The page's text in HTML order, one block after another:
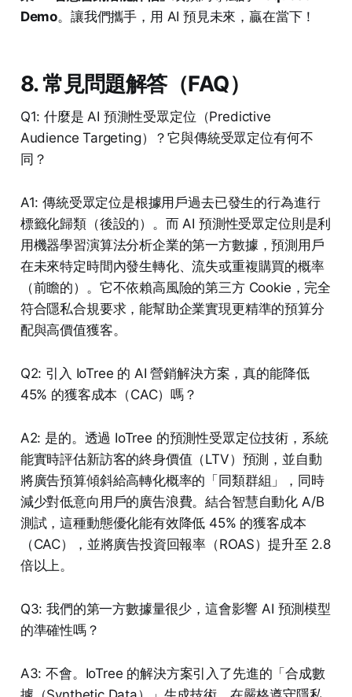
Demo。讓我們攜手，用 AI 預見未來，贏在當下！
8. 常見問題解答（FAQ）
Q1: 什麼是 AI 預測性受眾定位（Predictive
Audience Targeting）？它與傳統受眾定位有何不
同？
A1: 傳統受眾定位是根據用戶過去已發生的行為進行
標籤化歸類（後設的）。而 AI 預測性受眾定位則是利
用機器學習演算法分析企業的第一方數據，預測用戶
在未來特定時間內發生轉化、流失或重複購買的概率
（前瞻的）。它不依賴高風險的第三方 Cookie，完全
符合隱私合規要求，能幫助企業實現更精準的預算分
配與高價值獲客。
Q2: 引入 IoTree 的 AI 營銷解決方案，真的能降低
45% 的獲客成本（CAC）嗎？
A2: 是的。透過 IoTree 的預測性受眾定位技術，系統
能實時評估新訪客的終身價值（LTV）預測，並自動
將廣告預算傾斜給高轉化概率的「同類群組」，同時
減少對低意向用戶的廣告浪費。結合智慧自動化 A/B
測試，這種動態優化能有效降低 45% 的獲客成本
（CAC），並將廣告投資回報率（ROAS）提升至 2.8
倍以上。
Q3: 我們的第一方數據量很少，這會影響 AI 預測模型
的準確性嗎？
A3: 不會。IoTree 的解決方案引入了先進的「合成數